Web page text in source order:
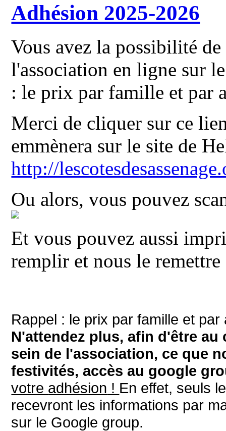
Adhésion 2025-2026
Vous avez la possibilité
l'association en ligne sur
: le prix par famille et par
Merci de cliquer sur ce
emmènera sur le site de
http://
Ou alors, vous pouvez
Et vous pouvez aussi
remplir et nous le
Rappel : le prix par famille et
N'attendez plus, afin d'être
sein de l'association, ce que
festivités, accès au google
votre adhésion ! En effet, seuls
recevront les informations par
sur le Google group.